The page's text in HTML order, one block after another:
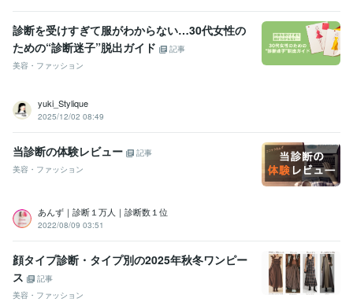
診断を受けすぎて服がわからない…30代女性の
ための“診断迷子”脱出ガイド
記事
美容・ファッション
yuki_Stylique
2025/12/02 08:49
当診断の体験レビュー
記事
美容・ファッション
あんず｜診断１万人｜診断数１位
2022/08/09 03:51
顔タイプ診断・タイプ別の2025年秋冬ワンピー
ス
記事
美容・ファッション